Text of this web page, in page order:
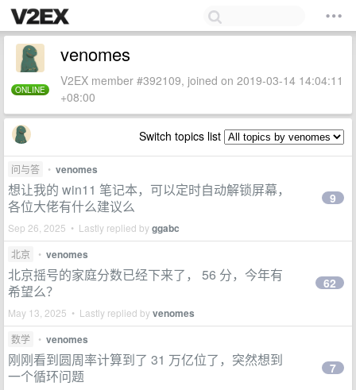
ONLINE
venomes
V2EX member #392109, joined on 2019-03-14 14:04:11
+08:00
Switch topics list
问与答 • venomes
想让我的 win11 笔记本，可以定时自动解锁屏幕，
各位大佬有什么建议么
Sep 26, 2025 • Lastly replied byggabc
9
北京 • venomes
北京摇号的家庭分数已经下来了， 56 分，今年有
希望么？
May 13, 2025 • Lastly replied byvenomes
62
数学 • venomes
刚刚看到圆周率计算到了 31 万亿位了，突然想到
一个循环问题
7